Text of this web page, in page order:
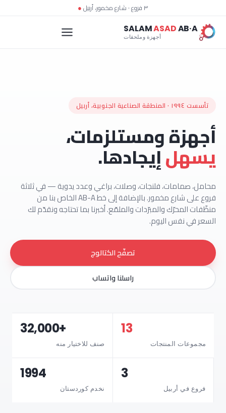
●
٣ فروع · شارع مخمور، أربيل
SALAMASADAB·A
أجهزة وملحقات
تأسست ١٩٩٤ · المنطقة الصناعية الجنوبية، أربيل
أجهزة ومستلزمات،
يسهلإيجادها.
محامل، صمامات، فلنجات، وصلات، براغي وعدد يدوية — في ثلاثة
فروع على شارع مخمور. بالإضافة إلى خط AB-A الخاص بنا من
منظّفات المحرّك والمبرّدات والملمّع. أخبرنا بما تحتاجه ونقدّم لك
السعر في نفس اليوم.
تصفّح الكتالوج
راسلنا واتساب
13
مجموعات المنتجات
32,000+
صنف للاختيار منه
3
فروع في أربيل
1994
نخدم كوردستان